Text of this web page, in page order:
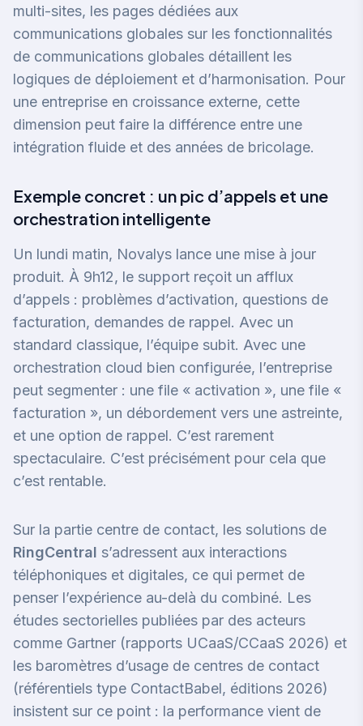
multi-sites, les pages dédiées aux
communications globales sur les fonctionnalités
de communications globales détaillent les
logiques de déploiement et d’harmonisation. Pour
une entreprise en croissance externe, cette
dimension peut faire la différence entre une
intégration fluide et des années de bricolage.
Exemple concret : un pic d’appels et une
orchestration intelligente
Un lundi matin, Novalys lance une mise à jour
produit. À 9h12, le support reçoit un afflux
d’appels : problèmes d’activation, questions de
facturation, demandes de rappel. Avec un
standard classique, l’équipe subit. Avec une
orchestration cloud bien configurée, l’entreprise
peut segmenter : une file « activation », une file «
facturation », un débordement vers une astreinte,
et une option de rappel. C’est rarement
spectaculaire. C’est précisément pour cela que
c’est rentable.
Sur la partie centre de contact, les solutions de
RingCentral s’adressent aux interactions
téléphoniques et digitales, ce qui permet de
penser l’expérience au-delà du combiné. Les
études sectorielles publiées par des acteurs
comme Gartner (rapports UCaaS/CCaaS 2026) et
les baromètres d’usage de centres de contact
(référentiels type ContactBabel, éditions 2026)
insistent sur ce point : la performance vient de